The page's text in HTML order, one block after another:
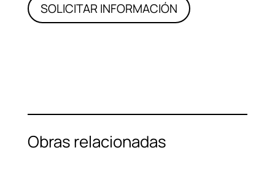
SOLICITAR INFORMACIÓN
Obras relacionadas